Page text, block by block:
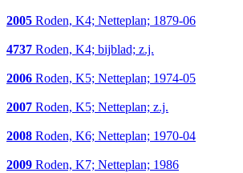
2005 Roden, K4; Netteplan; 1879-06
4737 Roden, K4; bijblad; z.j.
2006 Roden, K5; Netteplan; 1974-05
2007 Roden, K5; Netteplan; z.j.
2008 Roden, K6; Netteplan; 1970-04
2009 Roden, K7; Netteplan; 1986